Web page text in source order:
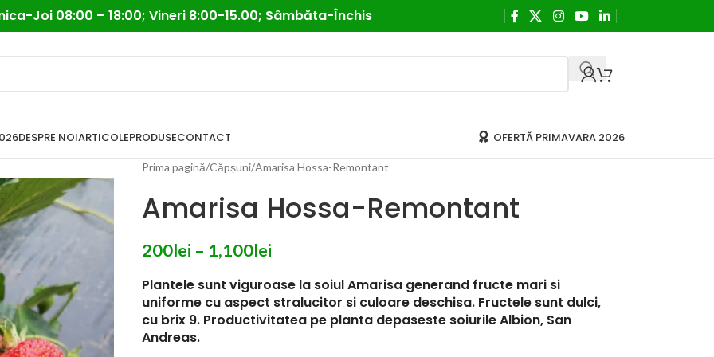
Joi 08:00 – 18:00; Vineri 8:00-15.00; Sâmbăta-Închis
DESPRE NOIARTICOLEPRODUSECONTACT OFERTĂ PRIMAVARA 2026
Prima pagină Căpșuni Amarisa Hossa-Remontant
Amarisa Hossa-Remontant
200lei – 1,100lei
Plantele sunt viguroase la soiul Amarisa generand fructe mari si
uniforme cu aspect stralucitor si culoare deschisa. Fructele sunt dulci,
cu brix 9. Productivitatea pe planta depaseste soiurile Albion, San
Andreas.